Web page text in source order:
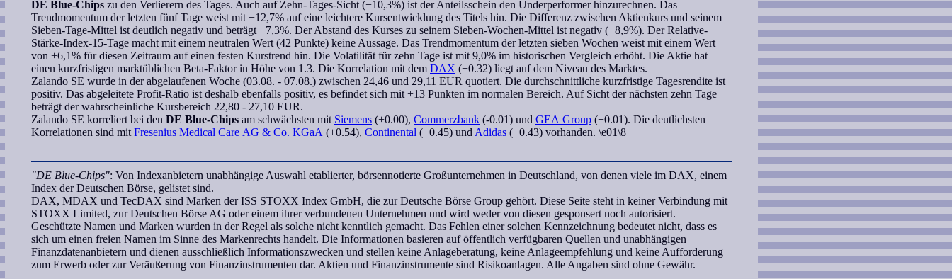
DE Blue-Chips zu den Verlierern des Tages. Auch auf Zehn-Tages-Sicht (−10,3%) ist der Anteilsschein den Underperformer hinzurechnen. Das
Trendmomentum der letzten fünf Tage weist mit −12,7% auf eine leichtere Kursentwicklung des Titels hin. Die Differenz zwischen Aktienkurs und seinem
Sieben-Tage-Mittel ist deutlich negativ und beträgt −7,3%. Der Abstand des Kurses zu seinem Sieben-Wochen-Mittel ist negativ (−8,9%). DerRelative-
Stärke-Index-15-Tage macht mit einem neutralen Wert (42 Punkte) keine Aussage. Das Trendmomentum der letzten sieben Wochen weist mit einem Wert
von +6,1% für diesen Zeitraum auf einen festen Kurstrend hin. Die Volatilität für zehn Tage ist mit 9,0% im historischen Vergleich erhöht. Die Aktie hat
einen kurzfristigen marktüblichen Beta-Faktorin Höhe von 1.3. Die Korrelation mit dem DAX (+0.32) liegt auf dem Niveau des Marktes.
Zalando SE wurde in der abgelaufenen Woche (03.08. - 07.08.) zwischen 24,46 und 29,11 EUR quotiert. Die durchschnittliche kurzfristige Tagesrendite ist
positiv. Das abgeleitete Profit-Ratio ist deshalb ebenfalls positiv, es befindet sich mit +13 Punkten im normalen Bereich. Auf Sicht der nächsten zehn Tage
beträgt derwahrscheinliche Kursbereich 22,80 - 27,10 EUR.
Zalando SE korreliert bei den DE Blue-Chips am schwächsten mit Siemens (+0.00), Commerzbank (-0.01) und GEA Group (+0.01). Die deutlichsten
Korrelationen sind mit Fresenius Medical Care AG & Co. KGaA (+0.54), Continental (+0.45) und Adidas (+0.43) vorhanden. \e01\8
"DE Blue-Chips": Von Indexanbietern unabhängige Auswahl etablierter, börsennotierte Großunternehmen in Deutschland, von denen viele im DAX, einem
Index der Deutschen Börse, gelistet sind.
DAX, MDAX und TecDAX sind Marken der ISS STOXX Index GmbH, die zur Deutsche Börse Group gehört. Diese Seite steht in keiner Verbindung mit
STOXX Limited, zur Deutschen Börse AG oder einem ihrer verbundenen Unternehmen und wird weder von diesen gesponsert noch autorisiert.
Geschützte Namen und Marken wurden in der Regel als solche nicht kenntlich gemacht. Das Fehlen einer solchen Kennzeichnung bedeutet nicht, dass es
sich um einen freien Namen im Sinne des Markenrechts handelt. Die Informationen basieren auf öffentlich verfügbaren Quellen und unabhängigen
Finanzdatenanbietern und dienen ausschließlich Informationszwecken und stellen keine Anlageberatung, keine Anlageempfehlung und keine Aufforderung
zum Erwerb oder zur Veräußerung von Finanzinstrumenten dar. Aktien und Finanzinstrumente sind Risikoanlagen. Alle Angaben sind ohne Gewähr.